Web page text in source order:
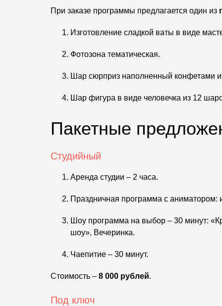
При заказе программы предлагается один из
Изготовление сладкой ваты в виде
Фотозона тематическая.
Шар сюрприз наполненный конфетами
Шар фигура в виде человечка из 12
Пакетные
Студийный
Аренда студии – 2 часа.
Праздничная программа с аниматором:
Шоу программа на выбор – 30 минут:
шоу», Вечеринка.
Чаепитие – 30 минут.
Стоимость – 8 000 рублей.
Под ключ